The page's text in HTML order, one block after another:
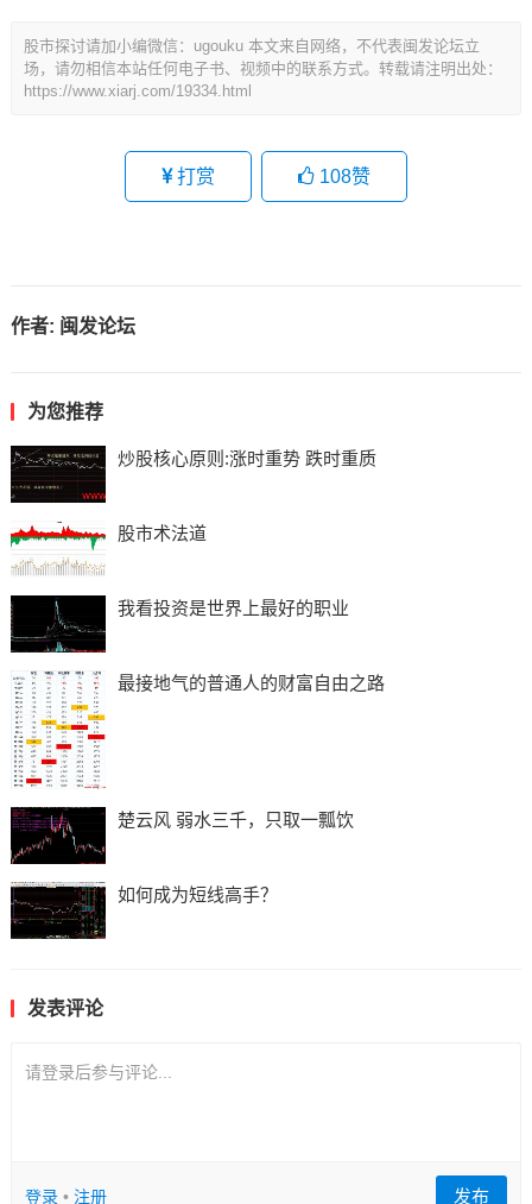
股市探讨请加小编微信：ugouku 本文来自网络，不代表闽发论坛立
场，请勿相信本站任何电子书、视频中的联系方式。转载请注明出处：
https://www.xiarj.com/19334.html
打赏 108赞
作者: 闽发论坛
为您推荐
炒股核心原则:涨时重势 跌时重质
股市术法道
我看投资是世界上最好的职业
最接地气的普通人的财富自由之路
楚云风 弱水三千，只取一瓢饮
如何成为短线高手？
发表评论
请登录后参与评论...
登录• 注册 发布